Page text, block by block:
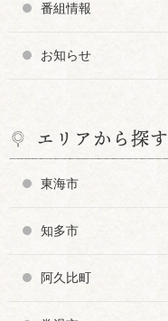
番組情報
お知らせ
エリアから探す
東海市
知多市
阿久比町